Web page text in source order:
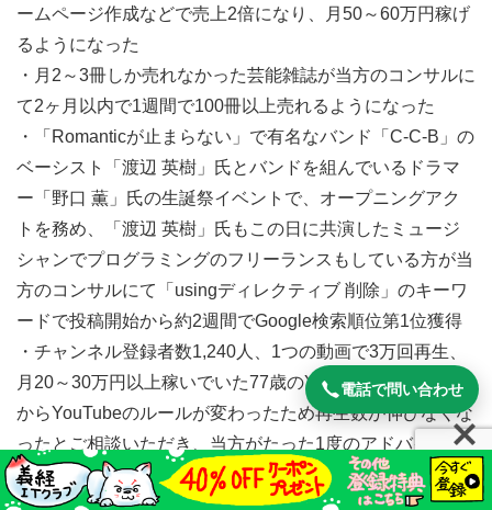
ームページ作成などで売上2倍になり、月50～60万円稼げ
るようになった
・月2～3冊しか売れなかった芸能雑誌が当方のコンサルに
て2ヶ月以内で1週間で100冊以上売れるようになった
・「Romanticが止まらない」で有名なバンド「C-C-B」の
ベーシスト「渡辺 英樹」氏とバンドを組んでいるドラマ
ー「野口 薫」氏の生誕祭イベントで、オープニングアク
トを務め、「渡辺 英樹」氏もこの日に共演したミュージ
シャンでプログラミングのフリーランスもしている方が当
方のコンサルにて「usingディレクティブ 削除」のキーワ
ードで投稿開始から約2週間でGoogle検索順位第1位獲得
・チャンネル登録者数1,240人、1つの動画で3万回再生、
月20～30万円以上稼いでいた77歳のYouTuberの方が去年
からYouTubeのルールが変わったため再生数が伸びなくな
ったとご相談いただき、当方がたった1度のアドバイスを
しただけでチャンネル登録者数8,780人になり、1つの動画
で34万回再生になった
電話で問い合わせ